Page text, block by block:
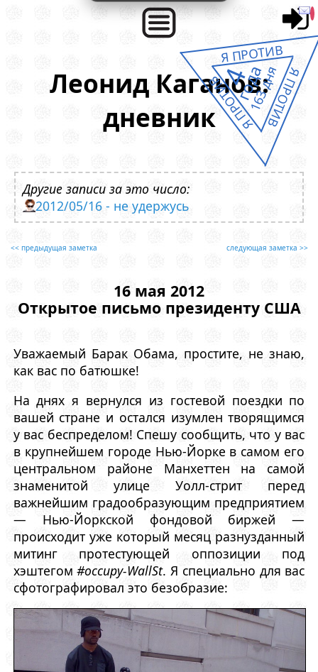
Леонид Каганов:
дневник
Другие записи за это число:
2012/05/16 - не удержусь
<< предыдущая заметка следующая заметка >>
16 мая 2012
Открытое письмо президенту США
Уважаемый Барак Обама, простите, не знаю,
как вас по батюшке!
На днях я вернулся из гостевой поездки по
вашей стране и остался изумлен творящимся
у вас беспределом! Спешу сообщить, что у вас
в крупнейшем городе Нью-Йорке в самом его
центральном районе Манхеттен на самой
знаменитой улице Уолл-стрит перед
важнейшим градообразующим предприятием
— Нью-Йоркской фондовой биржей —
происходит уже который месяц разнузданный
митинг протестующей оппозиции под
хэштегом#occupy-WallSt. Я специально для вас
сфотографировал это безобразие:
Я ПРОТИВ
Я ПРОТИВ
Я ПРОТИВ
4
года
163 дня